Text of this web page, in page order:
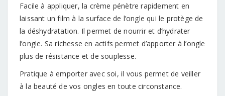
Facile à appliquer, la crème pénètre rapidement en
laissant un film à la surface de l’ongle qui le protège de
la déshydratation. Il permet de nourrir et d’hydrater
l’ongle. Sa richesse en actifs permet d’apporter à l’ongle
plus de résistance et de souplesse.
Pratique à emporter avec soi, il vous permet de veiller
à la beauté de vos ongles en toute circonstance.